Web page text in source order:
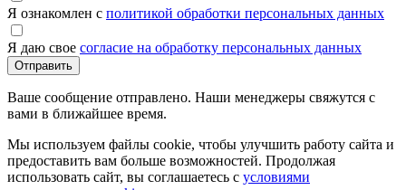
Я ознакомлен с политикой обработки персональных данных
Я даю свое согласие на обработку персональных данных
Отправить
Ваше сообщение отправлено. Наши менеджеры свяжутся с
вами в ближайшее время.
Мы используем файлы cookie, чтобы улучшить работу сайта и
предоставить вам больше возможностей. Продолжая
использовать сайт, вы соглашаетесь с условиями